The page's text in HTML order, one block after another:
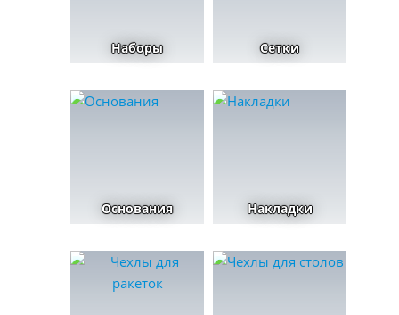
Наборы Сетки
Основания Накладки